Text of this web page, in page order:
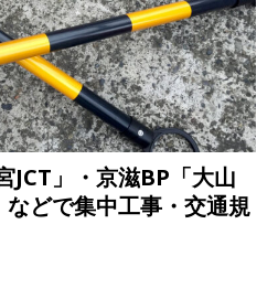
JCT」・京滋BP「大山
などで集中工事・交通規